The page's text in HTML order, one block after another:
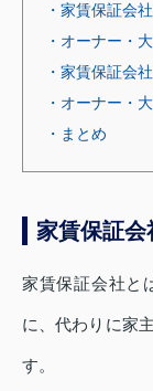
・家賃保証会
・オーナー・
・家賃保証会
・オーナー・
・まとめ
家賃保証
家賃保証会社と
に、代わりに家
す。